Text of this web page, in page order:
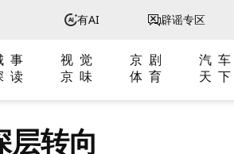
有AI 辟谣专区
事 视 觉 京 剧 汽 车
读 京 味 体 育 天 下
层转向